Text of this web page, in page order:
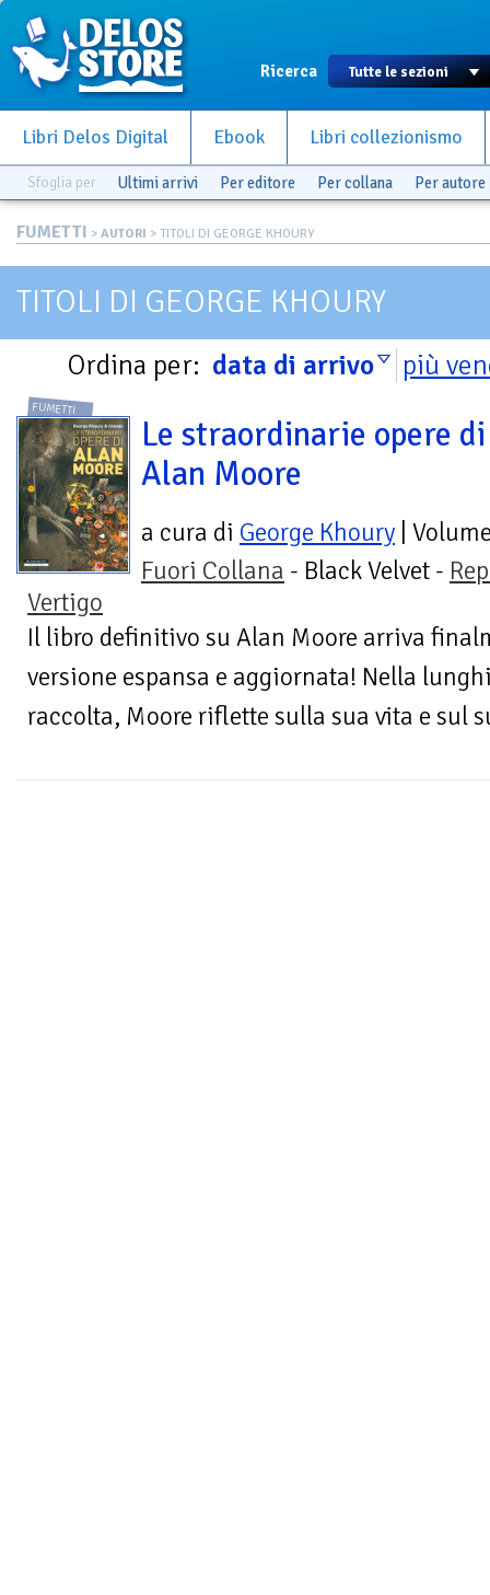
Ricerca
Libri Delos Digital Ebook Libri collezionismo
Sfoglia per Ultimi arrivi Per editore Per collana Per autore
FUMETTI > AUTORI > TITOLI DI GEORGE KHOURY
TITOLI DI GEORGE KHOURY
Ordina per: data di arrivo più
FUMETTI
Le straordinarie opere di
Alan Moore
a cura di George Khoury |
Fuori Collana - Black Velvet -
Vertigo
Il libro definitivo su Alan Moore arriva
versione espansa e aggiornata! Nella
raccolta, Moore riflette sulla sua vita e sul